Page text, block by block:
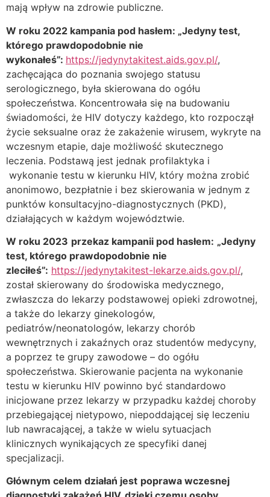
mają wpływ na zdrowie publiczne.
W roku 2022 kampania pod hasłem: „Jedyny test,
którego prawdopodobnie nie
wykonałeś”: https://jedynytakitest.aids.gov.pl/,
zachęcająca do poznania swojego statusu
serologicznego, była skierowana do ogółu
społeczeństwa. Koncentrowała się na budowaniu
świadomości, że HIV dotyczy każdego, kto rozpoczął
życie seksualne oraz że zakażenie wirusem, wykryte na
wczesnym etapie, daje możliwość skutecznego
leczenia. Podstawą jest jednak profilaktyka i
wykonanie testu w kierunku HIV, który można zrobić
anonimowo, bezpłatnie i bez skierowania w jednym z
punktów konsultacyjno-diagnostycznych (PKD),
działających w każdym województwie.
W roku 2023 przekaz kampanii pod hasłem: „Jedyny
test, którego prawdopodobnie nie
zleciłeś”: https://jedynytakitest-lekarze.aids.gov.pl/,
został skierowany do środowiska medycznego,
zwłaszcza do lekarzy podstawowej opieki zdrowotnej,
a także do lekarzy ginekologów,
pediatrów/neonatologów, lekarzy chorób
wewnętrznych i zakaźnych oraz studentów medycyny,
a poprzez te grupy zawodowe – do ogółu
społeczeństwa. Skierowanie pacjenta na wykonanie
testu w kierunku HIV powinno być standardowo
inicjowane przez lekarzy w przypadku każdej choroby
przebiegającej nietypowo, niepoddającej się leczeniu
lub nawracającej, a także w wielu sytuacjach
klinicznych wynikających ze specyfiki danej
specjalizacji.
Głównym celem działań jest poprawa wczesnej